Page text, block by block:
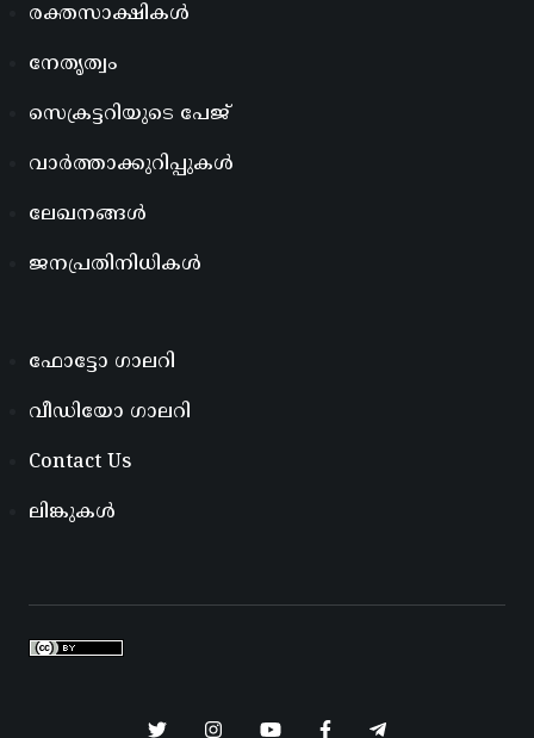
രക്തസാക്ഷികൾ
നേതൃത്വം
സെക്രട്ടറിയുടെ പേജ്
വാർത്താക്കുറിപ്പുകൾ
ലേഖനങ്ങൾ
ജനപ്രതിനിധികൾ
ഫോട്ടോ ഗാലറി
വീഡിയോ ഗാലറി
Contact Us
ലിങ്കുകൾ